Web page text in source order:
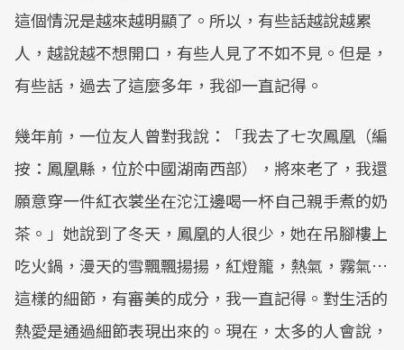
這個情況是越來越明顯了。所以，有些話越說越累
人，越說越不想開口，有些人見了不如不見。但是，
有些話，過去了這麼多年，我卻一直記得。
幾年前，一位友人曾對我說：「我去了七次鳳凰（編
按：鳳凰縣，位於中國湖南西部），將來老了，我還
願意穿一件紅衣裳坐在沱江邊喝一杯自己親手煮的奶
茶。」她說到了冬天，鳳凰的人很少，她在吊腳樓上
吃火鍋，漫天的雪飄飄揚揚，紅燈籠，熱氣，霧氣…
這樣的細節，有審美的成分，我一直記得。對生活的
熱愛是通過細節表現出來的。現在，太多的人會說，